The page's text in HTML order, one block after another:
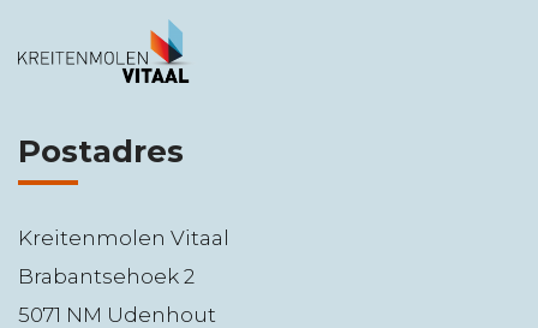
Postadres
Kreitenmolen Vitaal
Brabantsehoek 2
5071 NM Udenhout